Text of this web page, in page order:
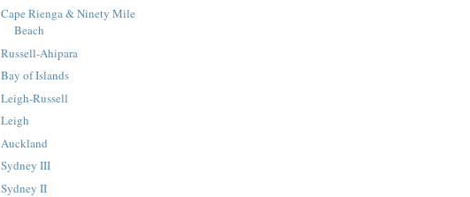
Cape Rienga & Ninety Mile
Beach
Russell-Ahipara
Bay of Islands
Leigh-Russell
Leigh
Auckland
Sydney III
Sydney II